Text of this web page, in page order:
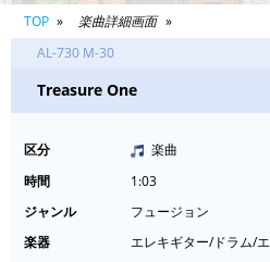
TOP
楽曲詳細画面
AL-730 M-30
Treasure One
区分
楽曲
時間
1:03
ジャンル
フュージョン
楽器
エレキギター/ドラム/